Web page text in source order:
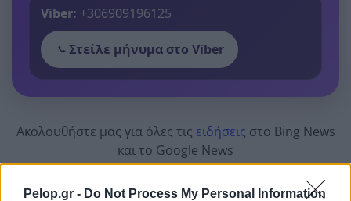
Pelop.gr - Do Not Process My Personal Information
Viber: +306909196125
Στείλε μήνυμα στο Viber
Ακολουθήστε μας για όλες τις ειδήσεις στο Bing News
και το Google News